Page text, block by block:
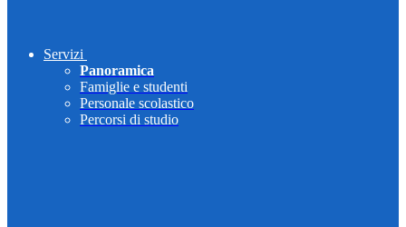
Servizi
Panoramica
Famiglie e studenti
Personale scolastico
Percorsi di studio